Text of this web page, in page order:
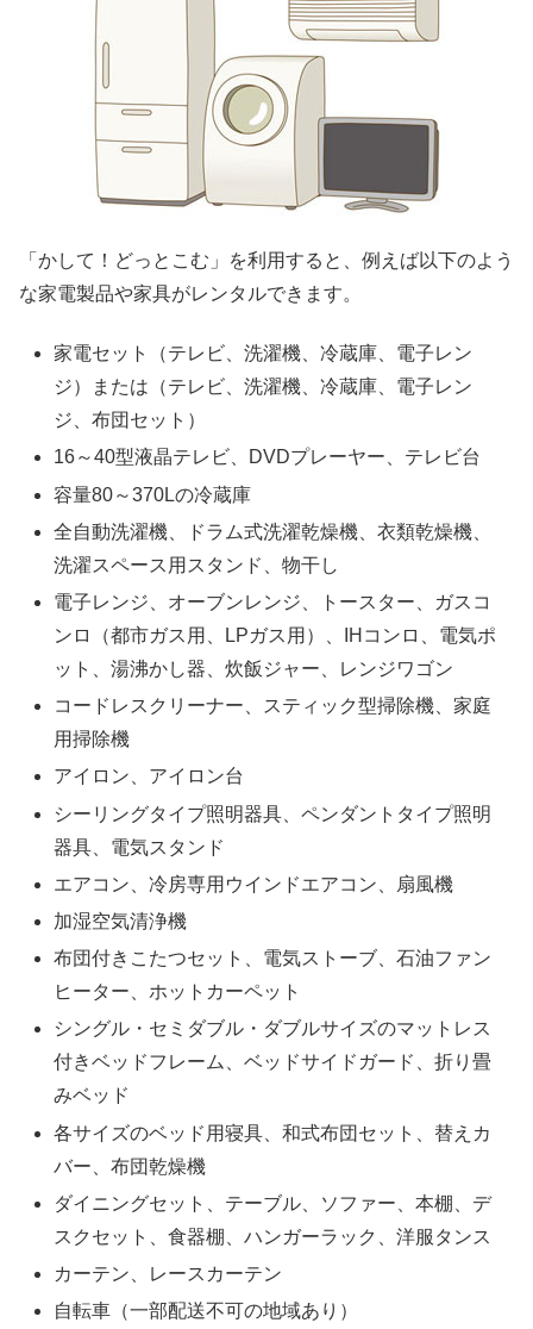
「かして！どっとこむ」を利用すると、例えば以下のよう
な家電製品や家具がレンタルできます。
家電セット（テレビ、洗濯機、冷蔵庫、電子レン
ジ）または（テレビ、洗濯機、冷蔵庫、電子レン
ジ、布団セット）
16～40型液晶テレビ、DVDプレーヤー、テレビ台
容量80～370Lの冷蔵庫
全自動洗濯機、ドラム式洗濯乾燥機、衣類乾燥機、
洗濯スペース用スタンド、物干し
電子レンジ、オーブンレンジ、トースター、ガスコ
ンロ（都市ガス用、LPガス用）、IHコンロ、電気ポ
ット、湯沸かし器、炊飯ジャー、レンジワゴン
コードレスクリーナー、スティック型掃除機、家庭
用掃除機
アイロン、アイロン台
シーリングタイプ照明器具、ペンダントタイプ照明
器具、電気スタンド
エアコン、冷房専用ウインドエアコン、扇風機
加湿空気清浄機
布団付きこたつセット、電気ストーブ、石油ファン
ヒーター、ホットカーペット
シングル・セミダブル・ダブルサイズのマットレス
付きベッドフレーム、ベッドサイドガード、折り畳
みベッド
各サイズのベッド用寝具、和式布団セット、替えカ
バー、布団乾燥機
ダイニングセット、テーブル、ソファー、本棚、デ
スクセット、食器棚、ハンガーラック、洋服タンス
カーテン、レースカーテン
自転車（一部配送不可の地域あり）